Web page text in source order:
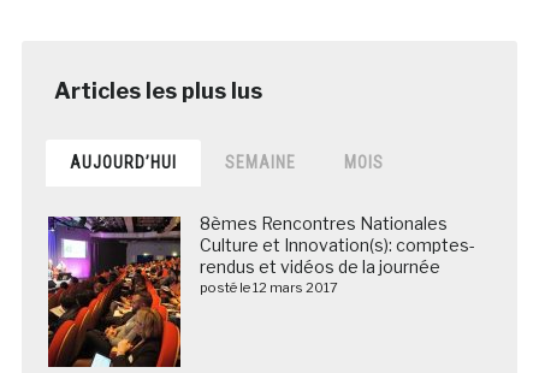
AUJOURD’HUI SEMAINE MOIS
8èmes Rencontres Nationales
Culture et Innovation(s): comptes-
rendus et vidéos de la journée
posté le 12 mars 2017